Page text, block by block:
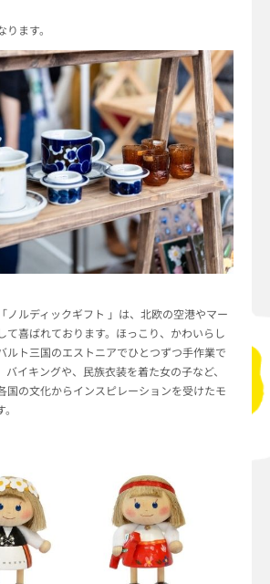
ます。
ノルディックギフト 」は、北欧の空港やマー
て喜ばれております。ほっこり、かわいらし
ルト三国のエストニアでひとつずつ手作業で
イキングや、民族衣装を着た女の子など、
国の文化からインスピレーションを受けたモ